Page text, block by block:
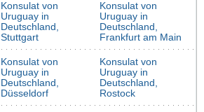
Konsulat von
Uruguay in
Deutschland,
Stuttgart
Konsulat von
Uruguay in
Deutschland,
Frankfurt am Main
Konsulat von
Uruguay in
Deutschland,
Düsseldorf
Konsulat von
Uruguay in
Deutschland,
Rostock